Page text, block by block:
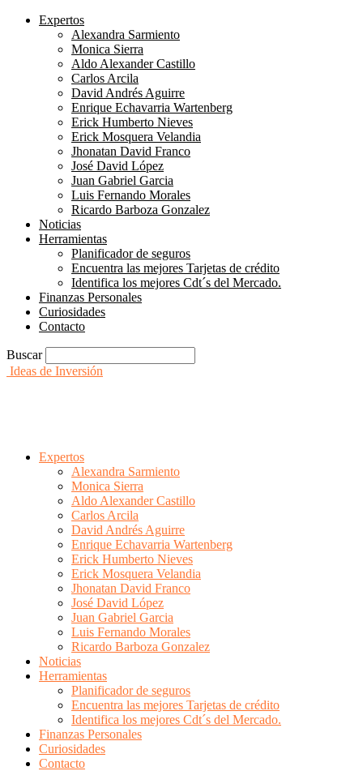
Expertos
Alexandra Sarmiento
Monica Sierra
Aldo Alexander Castillo
Carlos Arcila
David Andrés Aguirre
Enrique Echavarria Wartenberg
Erick Humberto Nieves
Erick Mosquera Velandia
Jhonatan David Franco
José David López
Juan Gabriel Garcia
Luis Fernando Morales
Ricardo Barboza Gonzalez
Noticias
Herramientas
Planificador de seguros
Encuentra las mejores Tarjetas de crédito
Identifica los mejores Cdt´s del Mercado.
Finanzas Personales
Curiosidades
Contacto
Buscar
Ideas de Inversión
Expertos
Alexandra Sarmiento
Monica Sierra
Aldo Alexander Castillo
Carlos Arcila
David Andrés Aguirre
Enrique Echavarria Wartenberg
Erick Humberto Nieves
Erick Mosquera Velandia
Jhonatan David Franco
José David López
Juan Gabriel Garcia
Luis Fernando Morales
Ricardo Barboza Gonzalez
Noticias
Herramientas
Planificador de seguros
Encuentra las mejores Tarjetas de crédito
Identifica los mejores Cdt´s del Mercado.
Finanzas Personales
Curiosidades
Contacto